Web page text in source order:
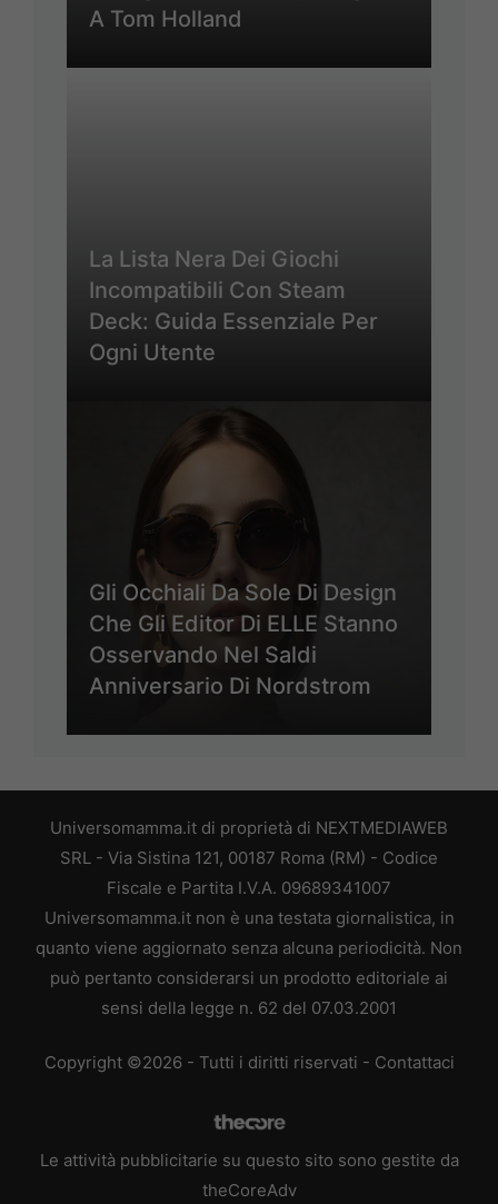
A Tom Holland
La Lista Nera Dei Giochi
Incompatibili Con Steam
Deck: Guida Essenziale Per
Ogni Utente
Gli Occhiali Da Sole Di Design
Che Gli Editor Di ELLE Stanno
Osservando Nel Saldi
Anniversario Di Nordstrom
Universomamma.it di proprietà di NEXTMEDIAWEB
SRL - Via Sistina 121, 00187 Roma (RM) - Codice
Fiscale e Partita I.V.A. 09689341007
Universomamma.it non è una testata giornalistica, in
quanto viene aggiornato senza alcuna periodicità. Non
può pertanto considerarsi un prodotto editoriale ai
sensi della legge n. 62 del 07.03.2001
Copyright ©2026 - Tutti i diritti riservati - Contattaci
Le attività pubblicitarie su questo sito sono gestite da
theCoreAdv